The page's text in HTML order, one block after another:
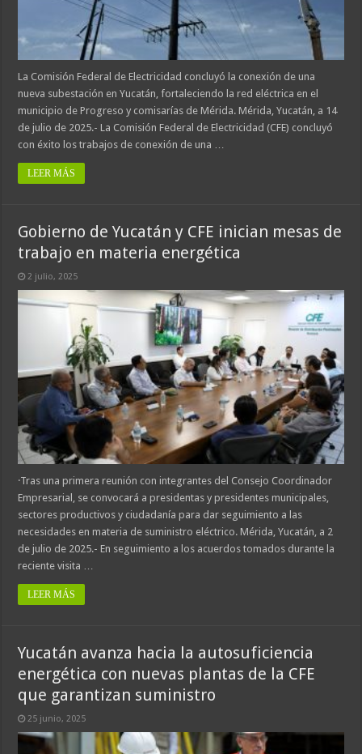
La Comisión Federal de Electricidad concluyó la conexión de una
nueva subestación en Yucatán, fortaleciendo la red eléctrica en el
municipio de Progreso y comisarías de Mérida. Mérida, Yucatán, a 14
de julio de 2025.- La Comisión Federal de Electricidad (CFE) concluyó
con éxito los trabajos de conexión de una …
LEER MÁS
Gobierno de Yucatán y CFE inician mesas de
trabajo en materia energética
2 julio, 2025
·Tras una primera reunión con integrantes del Consejo Coordinador
Empresarial, se convocará a presidentas y presidentes municipales,
sectores productivos y ciudadanía para dar seguimiento a las
necesidades en materia de suministro eléctrico. Mérida, Yucatán, a 2
de julio de 2025.- En seguimiento a los acuerdos tomados durante la
reciente visita …
LEER MÁS
Yucatán avanza hacia la autosuficiencia
energética con nuevas plantas de la CFE
que garantizan suministro
25 junio, 2025